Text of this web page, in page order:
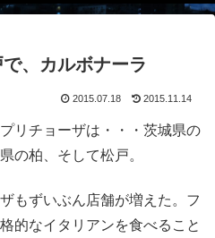
、カルボナーラ
2015.07.18 2015.11.14
リチョーザは・・・茨城県の
の柏、そして松戸。
もずいぶん店舗が増えた。フ
的なイタリアンを食べること